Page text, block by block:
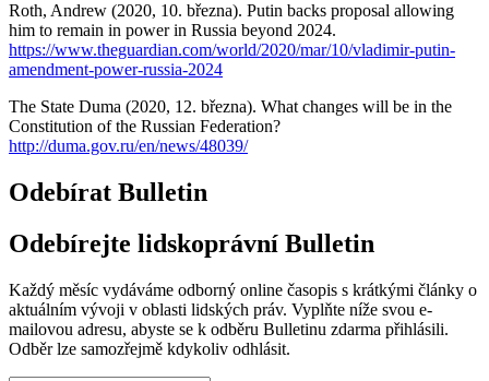
Roth, Andrew (2020, 10. března). Putin backs proposal allowing
him to remain in power in Russia beyond 2024.
https://www.theguardian.com/world/2020/mar/10/vladimir-putin-
amendment-power-russia-2024
The State Duma (2020, 12. března). What changes will be in the
Constitution of the Russian Federation?
http://duma.gov.ru/en/news/48039/
Odebírat Bulletin
Odebírejte lidskoprávní Bulletin
Každý měsíc vydáváme odborný online časopis s krátkými články o
aktuálním vývoji v oblasti lidských práv. Vyplňte níže svou e-
mailovou adresu, abyste se k odběru Bulletinu zdarma přihlásili.
Odběr lze samozřejmě kdykoliv odhlásit.